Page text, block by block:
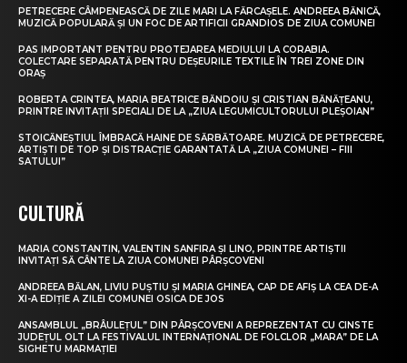
PETRECERE CÂMPENEASCĂ DE ZILE MARI LA FĂRCAȘELE. ANDREEA BĂNICĂ,
MUZICĂ POPULARĂ ȘI UN FOC DE ARTIFICII GRANDIOS DE ZIUA COMUNEI
PAS IMPORTANT PENTRU PROTEJAREA MEDIULUI LA CORABIA.
COLECTARE SEPARATĂ PENTRU DEȘEURILE TEXTILE ÎN TREI ZONE DIN
ORAȘ
ROBERTA CRINTEA, MARIA BEATRICE BĂNDOIU ȘI CRISTIAN BĂNĂȚEANU,
PRINTRE INVITAȚII SPECIALI DE LA „ZIUA LEGUMICULTORULUI PLEȘOIAN”
STOICĂNEȘTIUL ÎMBRACĂ HAINE DE SĂRBĂTOARE. MUZICĂ DE PETRECERE,
ARTIȘTI DE TOP ȘI DISTRACȚIE GARANTATĂ LA „ZIUA COMUNEI – FIII
SATULUI”
CULTURĂ
MARIA CONSTANTIN, VALENTIN SANFIRA ȘI LINO, PRINTRE ARTIȘTII
INVITAȚI SĂ CÂNTE LA ZIUA COMUNEI PÂRȘCOVENI
ANDREEA BĂLAN, LIVIU PUȘTIU ȘI MARIA GHINEA, CAP DE AFIȘ LA CEA DE-A
XI-A EDIȚIE A ZILEI COMUNEI OSICA DE JOS
ANSAMBLUL „BRÂULEȚUL” DIN PÂRȘCOVENI A REPREZENTAT CU CINSTE
JUDEȚUL OLT LA FESTIVALUL INTERNAȚIONAL DE FOLCLOR „MARA” DE LA
SIGHETU MARMAȚIEI